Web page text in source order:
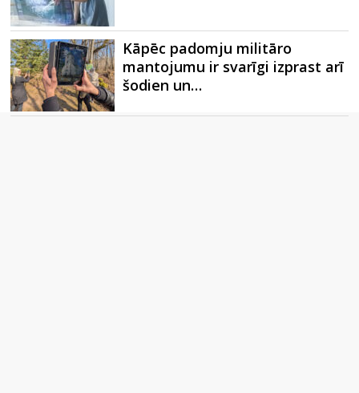
Kāpēc padomju militāro
mantojumu ir svarīgi izprast arī
šodien un…